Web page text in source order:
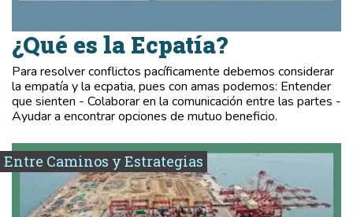
¿Qué es la Ecpatía?
Para resolver conflictos pacíficamente debemos considerar
la empatía y la ecpatia, pues con amas podemos: Entender
que sienten - Colaborar en la comunicación entre las partes -
Ayudar a encontrar opciones de mutuo beneficio.
Entre Caminos y Estrategias